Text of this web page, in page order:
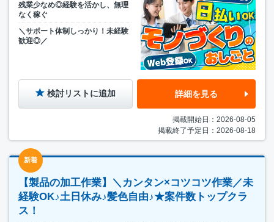
残業少なめ◎経験を活かし、無理
なく稼ぐ
＼サポート体制しっかり！未経験
歓迎◎／
検討リストに追加 詳細を見る
掲載開始日：2026-08-05
掲載終了予定日：2026-08-18
新着
【製品の加工作業】＼カンタン×コツコツ作業／未
経験OK♪土日休み♪髪色自由♪★案件数トップクラ
ス！